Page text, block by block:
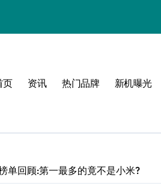
定！
页 资讯 热门品牌 新机曝光
单回顾:第一最多的竟不是小米?